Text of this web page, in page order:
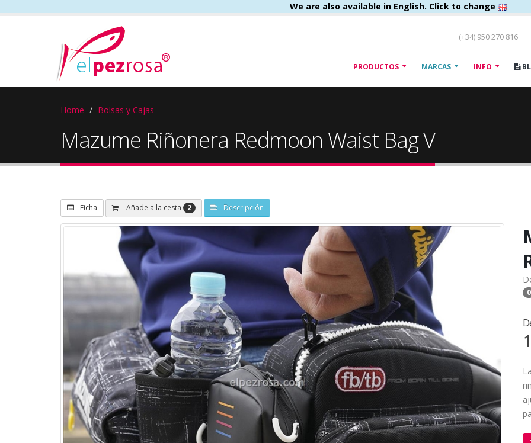
We are also available in English. Click to change
(+34) 950 270 816
PRODUCTOS MARCAS INFO
Home Bolsas y Cajas
Mazume Riñonera Redmoon Waist Bag V
Ficha Añade a la cesta 2 Descripción
0